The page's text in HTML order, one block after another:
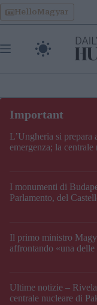
Skip
to
content
HelloMagyar
L’Ungheria si prepara
emergenza; la
I monumenti di
Parlamento, del
Il primo ministro
affrontando «una
Ultime notizie –
centrale nucleare di